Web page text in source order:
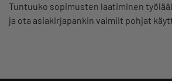
Tuntuuko sopimusten laatiminen
ja ota asiakirjapankin valmiit pohjat